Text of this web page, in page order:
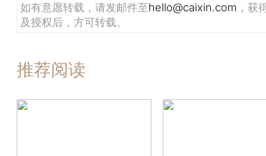
如有意愿转载，请发邮件至hello@caixin.com ，获
及授权后，方可转载。
推荐阅读